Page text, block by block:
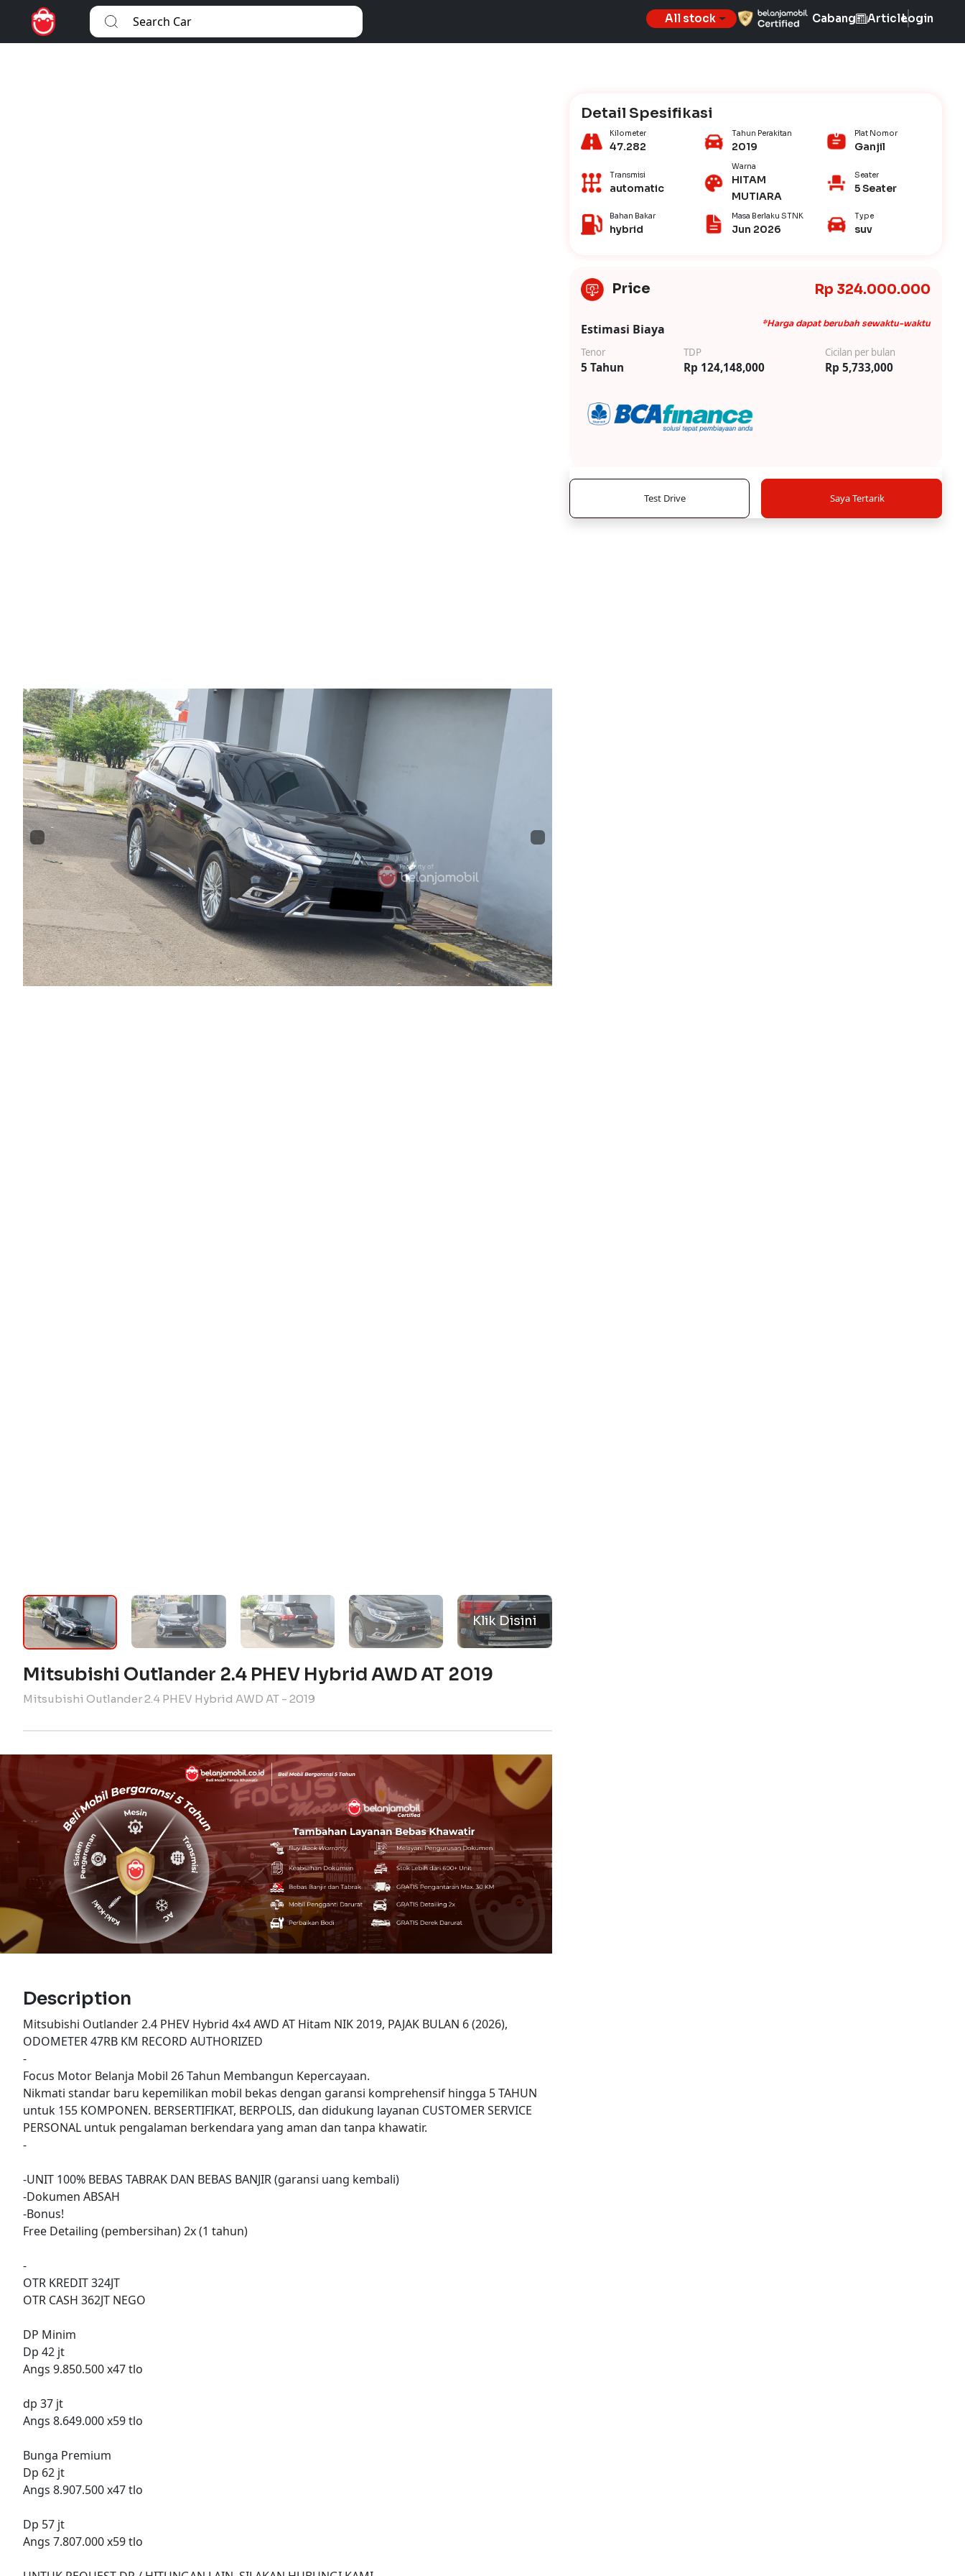
All stock Cabang ArticleLogin
Mitsubishi Outlander 2.4 PHEV Hybrid AWD AT 2019
Mitsubishi Outlander 2.4 PHEV Hybrid AWD AT - 2019
Description
Mitsubishi Outlander 2.4 PHEV Hybrid 4x4 AWD AT Hitam NIK 2019, PAJAK BULAN 6 (2026),
ODOMETER 47RB KM RECORD AUTHORIZED
-
Focus Motor Belanja Mobil 26 Tahun Membangun Kepercayaan.
Nikmati standar baru kepemilikan mobil bekas dengan garansi komprehensif hingga 5 TAHUN
untuk 155 KOMPONEN. BERSERTIFIKAT, BERPOLIS, dan didukung layanan CUSTOMER SERVICE
PERSONAL untuk pengalaman berkendara yang aman dan tanpa khawatir.
-
-UNIT 100% BEBAS TABRAK DAN BEBAS BANJIR (garansi uang kembali)
-Dokumen ABSAH
-Bonus!
Free Detailing (pembersihan) 2x (1 tahun)
-
OTR KREDIT 324JT
OTR CASH 362JT NEGO
DP Minim
Dp 42 jt
Angs 9.850.500 x47 tlo
dp 37 jt
Angs 8.649.000 x59 tlo
Bunga Premium
Dp 62 jt
Angs 8.907.500 x47 tlo
Dp 57 jt
Angs 7.807.000 x59 tlo
Detail Spesifikasi
Kilometer
47.282
Tahun Perakitan
2019
Plat Nomor
Ganjil
Transmisi
automatic
Warna
HITAM
MUTIARA
Seater
5 Seater
Bahan Bakar
hybrid
Masa Berlaku STNK
Jun 2026
Type
suv
Price Rp 324.000.000
Estimasi Biaya *Harga dapat berubah sewaktu-waktu
Tenor
5 Tahun
TDP
Rp 124,148,000
Cicilan per bulan
Rp 5,733,000
Test Drive Saya Tertarik